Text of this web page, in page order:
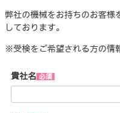
弊社の機械をお持ちのお客様
しております。
※受検をご希望される方の情
貴社名